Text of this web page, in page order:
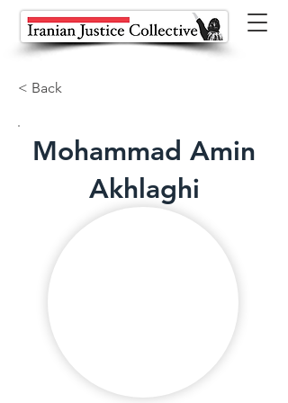
< Back
Mohammad Amin
Akhlaghi